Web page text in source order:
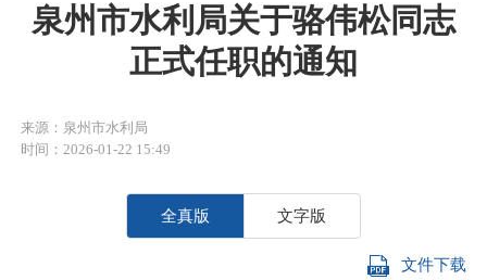
泉州市水利局关于骆伟松同志
正式任职的通知
来源：泉州市水利局
时间：2026-01-22 15:49
全真版 文字版
文件下载